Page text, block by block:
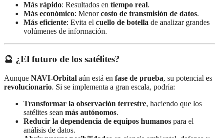
Más rápido: Resultados en tiempo real.
Más económico: Menorcosto de transmisión de datos.
Más eficiente: Evita el cuello de botella de analizar grandes
volúmenes de información.
🔮 ¿El futuro de los satélites?
Aunque NAVI-Orbital aún está en fase de prueba, su potencial es
revolucionario. Si se implementa a gran escala, podría:
Transformar la observación terrestre, haciendo que los
satélites sean más autónomos.
Reducir la dependencia de equipos humanos para el
análisis de datos.